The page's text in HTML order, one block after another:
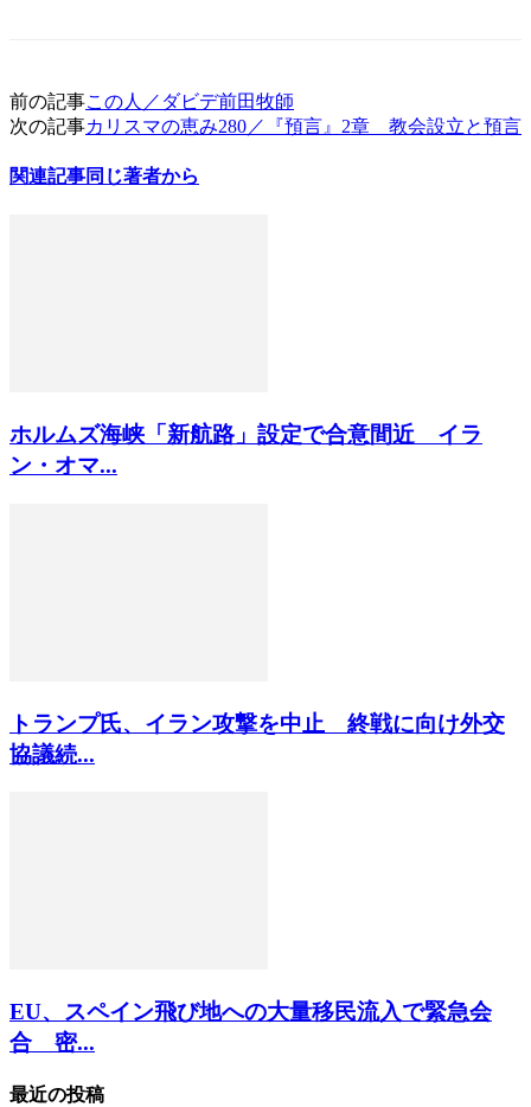
前の記事この人／ダビデ前田牧師
次の記事カリスマの恵み280／『預言』2章 教会設立と預言
関連記事同じ著者から
ホルムズ海峡「新航路」設定で合意間近 イラ
ン・オマ...
トランプ氏、イラン攻撃を中止 終戦に向け外交
協議続...
EU、スペイン飛び地への大量移民流入で緊急会
合 密...
最近の投稿